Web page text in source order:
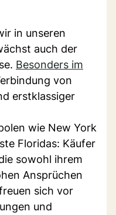
in unseren
auch der
Besonders im
von
erstklassiger
wie New York
Floridas: Käufer
sowohl ihrem
Ansprüchen
sich vor
und